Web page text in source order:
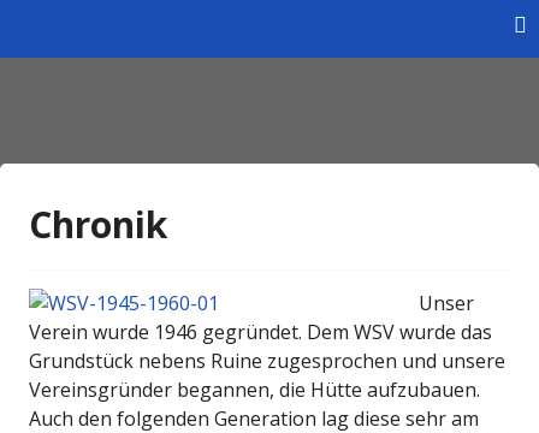
Wintersportverein
Braunschweig e.V.
Chronik
Unser
Verein wurde 1946 gegründet. Dem WSV wurde das
Grundstück nebens Ruine zugesprochen und unsere
Vereinsgründer begannen, die Hütte aufzubauen.
Auch den folgenden Generation lag diese sehr am